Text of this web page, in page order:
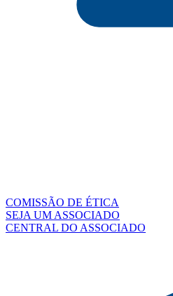
COMISSÃO DE ÉTICA
SEJA UM ASSOCIADO
CENTRAL DO ASSOCIADO